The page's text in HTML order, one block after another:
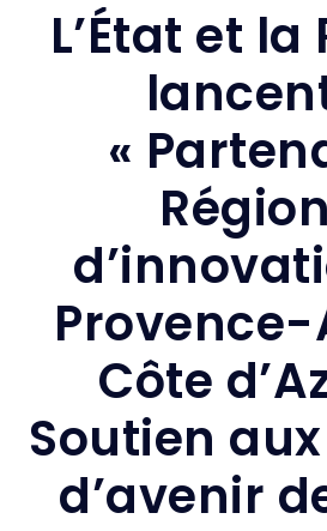
L’État et la
«
Côte
Soutien
d’avenir